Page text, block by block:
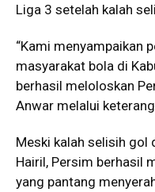
Liga 3 setelah kalah
“Kami menyampaikan
masyarakat bola di
berhasil meloloskan
Anwar melalui
Meski kalah selisih gol
Hairil, Persim berhasil
yang pantang